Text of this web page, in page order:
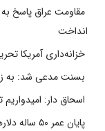
مقاومت عراق پاسخ
انداخت
خزانه‌داری آمریکا
بسنت مدعی شد: به
اسحاق دار:
پایان عمر ۵۰ ساله دلارهای نفتی به دست ایران